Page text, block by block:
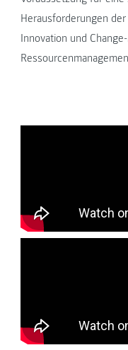
Herausforderungen
Innovation und